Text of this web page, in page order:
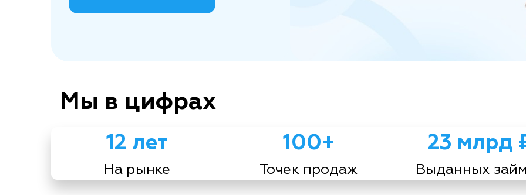
Мы в цифрах
12 лет
На рынке
100+
Точек продаж
23 млрд
Выданных